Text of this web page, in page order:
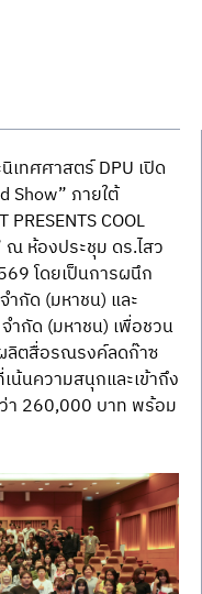
ทศศาสตร์ DPU เปิด
Show” ภายใต้
COOL
ณ ห้องประชุม ดร.ไสว
โดยเป็นการผนึก
กัด (มหาชน) และ
ำกัด (มหาชน) เพื่อชวน
ลิตสื่อรณรงค์ลดก๊าซ
น้นความสนุกและเข้าถึง
า 260,000 บาท พร้อม